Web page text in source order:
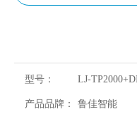
型号： LJ-
产品品牌： 鲁佳智能